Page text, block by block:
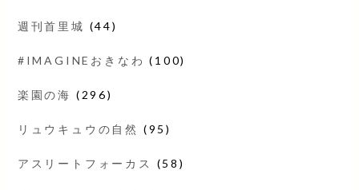
週刊首里城 (44)
#IMAGINEおきなわ (100)
楽園の海 (296)
リュウキュウの自然 (95)
アスリートフォーカス (58)